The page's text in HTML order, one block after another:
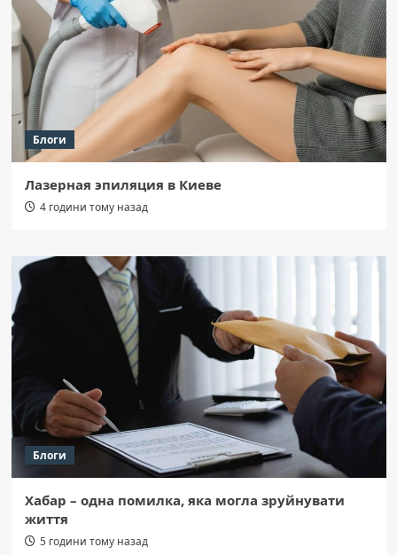
Блоги
Лазерная эпиляция в Киеве
4 години тому назад
Блоги
Хабар – одна помилка, яка могла зруйнувати
життя
5 години тому назад